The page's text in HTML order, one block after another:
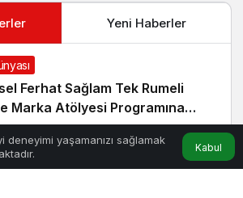
Yeni Haberler
Ferhat Sağlam Tek Rumeli
Marka Atölyesi Programına
Oldu
yaşamanızı sağlamak
Kabul